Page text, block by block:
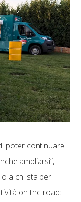
poter continuare
ampliarsi”,
a chi sta per
on the road: